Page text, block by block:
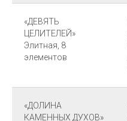
«ДЕВЯТЬ
ЦЕЛИТЕЛЕЙ»
Элитная, 8
элементов
«ДОЛИНА
КАМЕННЫХ ДУХОВ»